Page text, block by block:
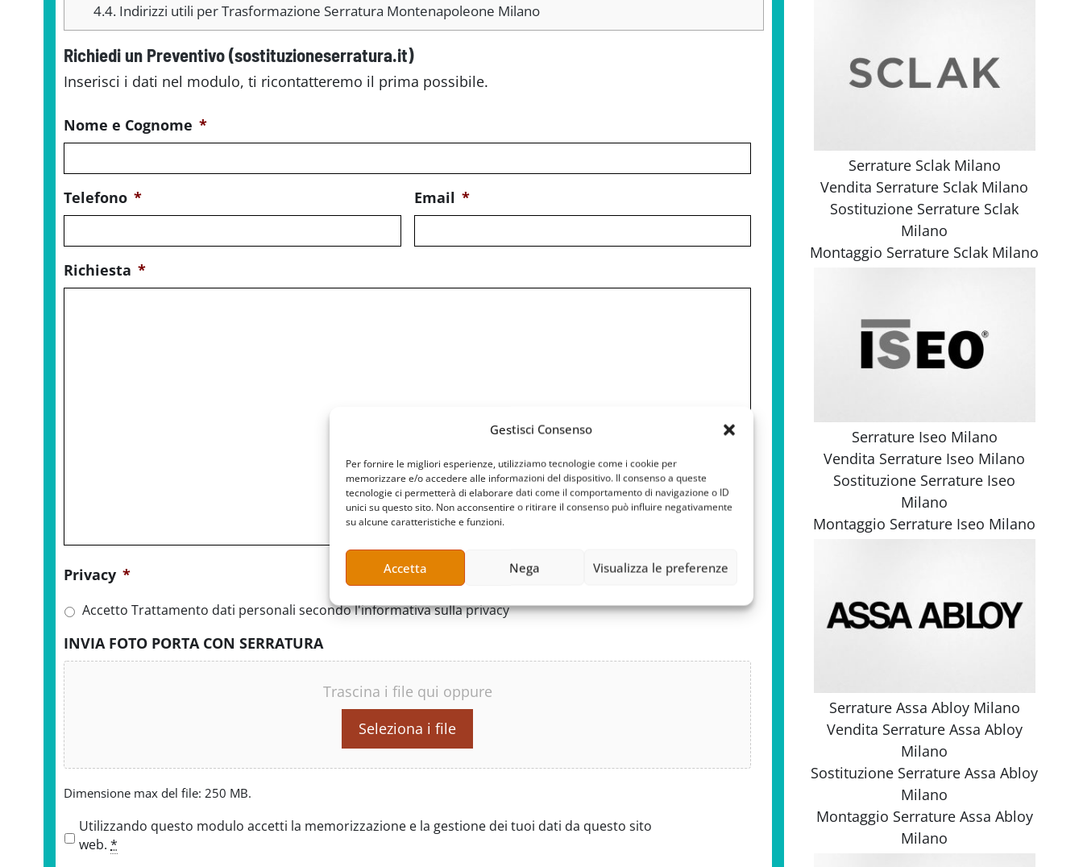
Gestisci Consenso
Per fornire le migliori esperienze, utilizziamo tecnologie come i cookie per
memorizzare e/o accedere alle informazioni del dispositivo. Il consenso a queste
tecnologie ci permetterà di elaborare dati come il comportamento di navigazione o ID
unici su questo sito. Non acconsentire o ritirare il consenso può influire negativamente
su alcune caratteristiche e funzioni.
Accetta Nega Visualizza le preferenze
4.4.Indirizzi utili per Trasformazione Serratura Montenapoleone Milano
Richiedi un Preventivo (sostituzioneserratura.it)
Inserisci i dati nel modulo, ti ricontatteremo il prima possibile.
Nome e Cognome *
Telefono * Email *
Richiesta *
Privacy *
Accetto Trattamento dati personali secondo l'informativa sullaprivacy
INVIA FOTO PORTA CON SERRATURA
Trascina i file qui oppure
Seleziona i file
Dimensione max del file: 250 MB.
r
Utilizzando questo modulo accetti la memorizzazione e la gestione dei tuoi dati da questo sito
web. *
Serrature Sclak Milano
Vendita Serrature Sclak Milano
Sostituzione Serrature Sclak
Milano
Montaggio Serrature Sclak Milano
Serrature Iseo Milano
Vendita Serrature Iseo Milano
Sostituzione Serrature Iseo
Milano
Montaggio Serrature Iseo Milano
Serrature Assa Abloy Milano
Vendita Serrature Assa Abloy
Milano
Sostituzione Serrature Assa Abloy
Milano
Montaggio Serrature Assa Abloy
Milano